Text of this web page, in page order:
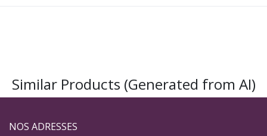
Similar Products (Generated from AI)
NOS ADRESSES